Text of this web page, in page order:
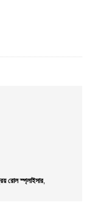
রোল স্প্লাইসার,